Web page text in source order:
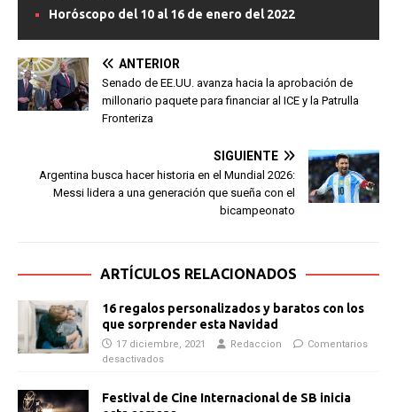
Horóscopo del 10 al 16 de enero del 2022
ANTERIOR
Senado de EE.UU. avanza hacia la aprobación de
millonario paquete para financiar al ICE y la Patrulla
Fronteriza
SIGUIENTE
Argentina busca hacer historia en el Mundial 2026:
Messi lidera a una generación que sueña con el
bicampeonato
ARTÍCULOS RELACIONADOS
16 regalos personalizados y baratos con los
que sorprender esta Navidad
17 diciembre, 2021 Redaccion
Comentarios
desactivados
Festival de Cine Internacional de SB inicia